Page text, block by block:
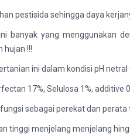
pestisida sehingga daya
banyak yang menggunakan
hujan !!!
ini dalam kondisi pH
17%, Selulosa 1%, additive
sebagai perekat dan perata
tinggi menjelang menjelang